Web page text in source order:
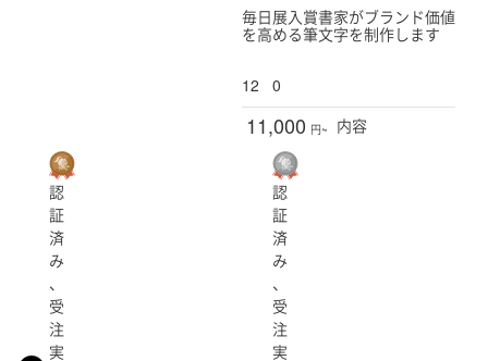
毎日展入賞書家がブランド価値
を高める筆文字を制作します
12 0
11,000 円~ 内容
認
証
済
み
、
受
注
実
認
証
済
み
、
受
注
実